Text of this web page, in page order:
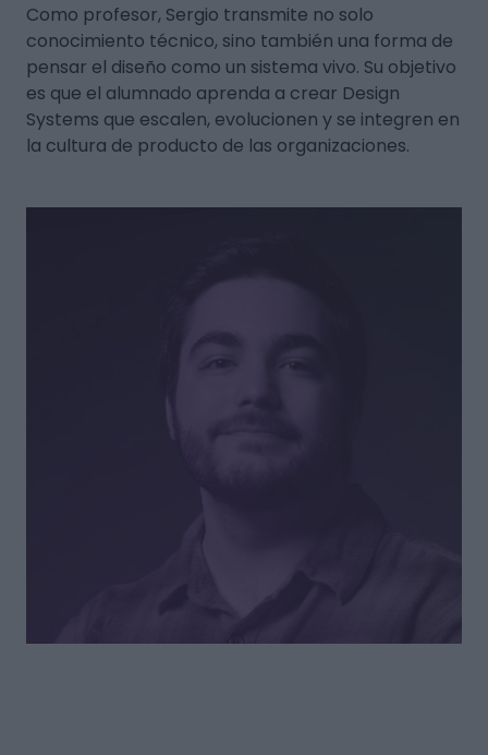
Como profesor, Sergio transmite no solo
conocimiento técnico, sino también una forma de
pensar el diseño como un sistema vivo. Su objetivo
es que el alumnado aprenda a crear Design
Systems que escalen, evolucionen y se integren en
la cultura de producto de las organizaciones.